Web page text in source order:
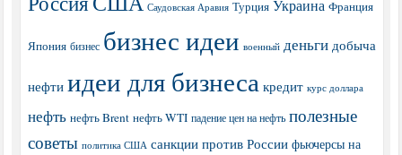
Саудовская Аравия Турция Украина Франция
Япония бизнес бизнес идеи военный деньги добыча
нефти идеи для бизнеса кредит курс доллара
нефть нефть Brent нефть WTI падение цен на нефть полезные
советы политика США санкции против России фьючерсы на